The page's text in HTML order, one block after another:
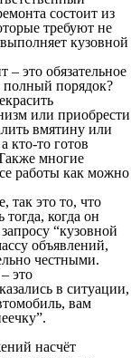
состоит из
требуют не
кузовной
это обязательное
полный порядок?
или приобрести
вмятину или
кто-то готов
многие
работы как можно
так это то, что
когда он
“кузовной
объявлений,
честными.
это
в ситуации,
вам
насчёт